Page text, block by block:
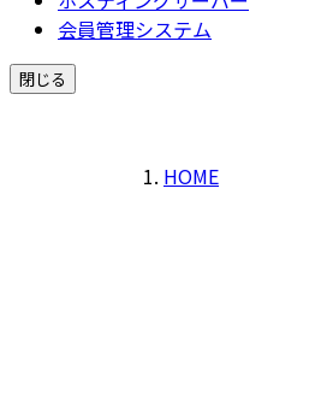
会員管理システム
閉じる
HOME